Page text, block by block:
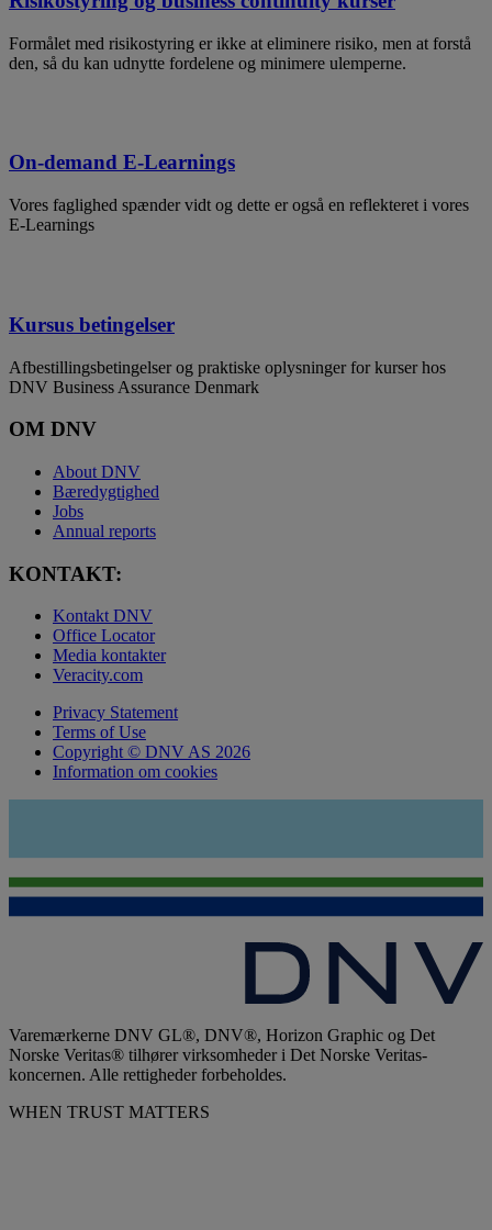
Formålet med risikostyring er ikke at eliminere risiko, men at forstå
den, så du kan udnytte fordelene og minimere ulemperne.
On-demand E-Learnings
Vores faglighed spænder vidt og dette er også en reflekteret i vores
E-Learnings
Kursus betingelser
Afbestillingsbetingelser og praktiske oplysninger for kurser hos
DNV Business Assurance Denmark
OM DNV
About DNV
Bæredygtighed
Jobs
Annual reports
KONTAKT:
Kontakt DNV
Office Locator
Media kontakter
Veracity.com
Privacy Statement
Terms of Use
Copyright © DNV AS 2026
Information om cookies
Varemærkerne DNV GL®, DNV®, Horizon Graphic og Det
Norske Veritas® tilhører virksomheder i Det Norske Veritas-
koncernen. Alle rettigheder forbeholdes.
WHEN TRUST MATTERS